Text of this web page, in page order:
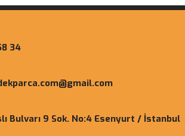
34
Bulvarı 9 Sok. No:4 Esenyurt / İstanbul